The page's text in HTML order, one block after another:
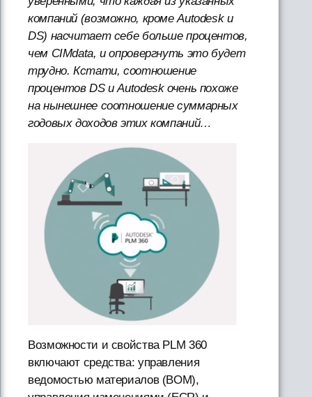
компаний (возможно, кроме Autodesk и
DS) насчитает себе больше процентов,
чем CIMdata, и опровергнуть это будет
трудно. Кстати, соотношение
процентов DS и Autodesk очень похоже
на нынешнее соотношение суммарных
годовых доходов этих компаний…
Возможности и свойства PLM 360
включают средства: управления
ведомостью материалов (BOM),